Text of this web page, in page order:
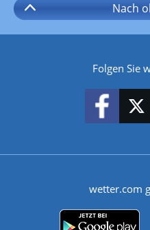
Nach
Folgen Sie
wetter.com